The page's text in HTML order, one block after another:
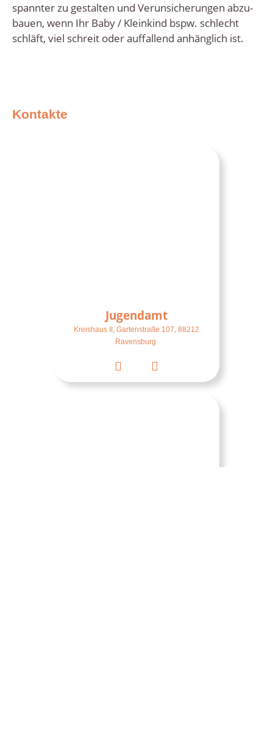
spann­ter zu gestal­ten und Ver­un­si­che­run­gen abzu­
bau­en, wenn Ihr Baby / Klein­kind bspw. schlecht
schläft, viel schreit oder auf­fal­lend anhäng­lich ist.
Kon­tak­te
Jugend­amt
Kreis­haus II, Gar­ten­stra­ße 107, 88212
Ravensburg